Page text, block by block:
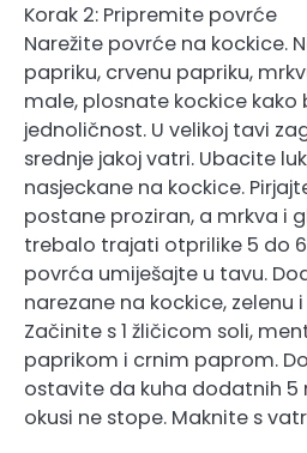
Korak 2: Pripremite povrće
Narežite povrće na kockice.
papriku, crvenu papriku,
male, plosnate kockice kako
jednoličnost. U velikoj tavi
srednje jakoj vatri. Ubacite
nasjeckane na kockice.
postane proziran, a mrkva i
trebalo trajati otprilike 5 do
povrća umiješajte u tavu.
narezane na kockice, zelenu
Začinite s 1 žličicom soli,
paprikom i crnim paprom.
ostavite da kuha dodatnih 5
okusi ne stope. Maknite s